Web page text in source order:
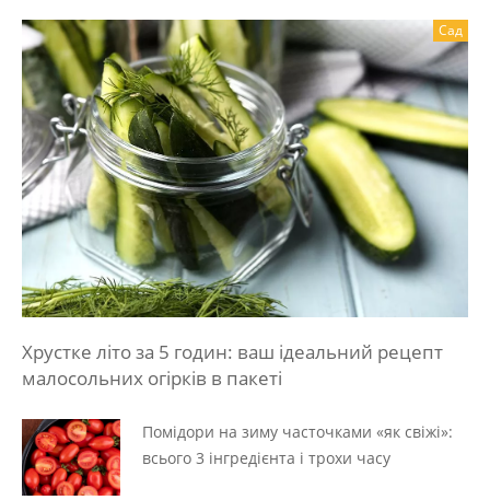
Сад
Хрустке літо за 5 годин: ваш ідеальний рецепт
малосольних огірків в пакеті
Помідори на зиму часточками «як свіжі»:
всього 3 інгредієнта і трохи часу